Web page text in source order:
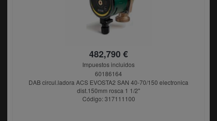
482,790 €
Impuestos incluidos
60186164
DAB circul.ladora ACS EVOSTA2 SAN 40-70/150 electronica
dist.150mm rosca 1 1/2"
Código: 317111100